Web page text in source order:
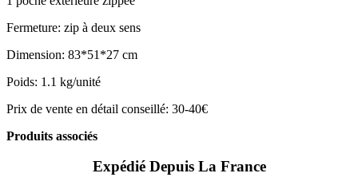
Fermeture: zip à deux sens
Dimension: 83*51*27 cm
Poids: 1.1 kg/unité
Prix de vente en détail conseillé: 30-40€
Produits associés
Expédié Depuis La France